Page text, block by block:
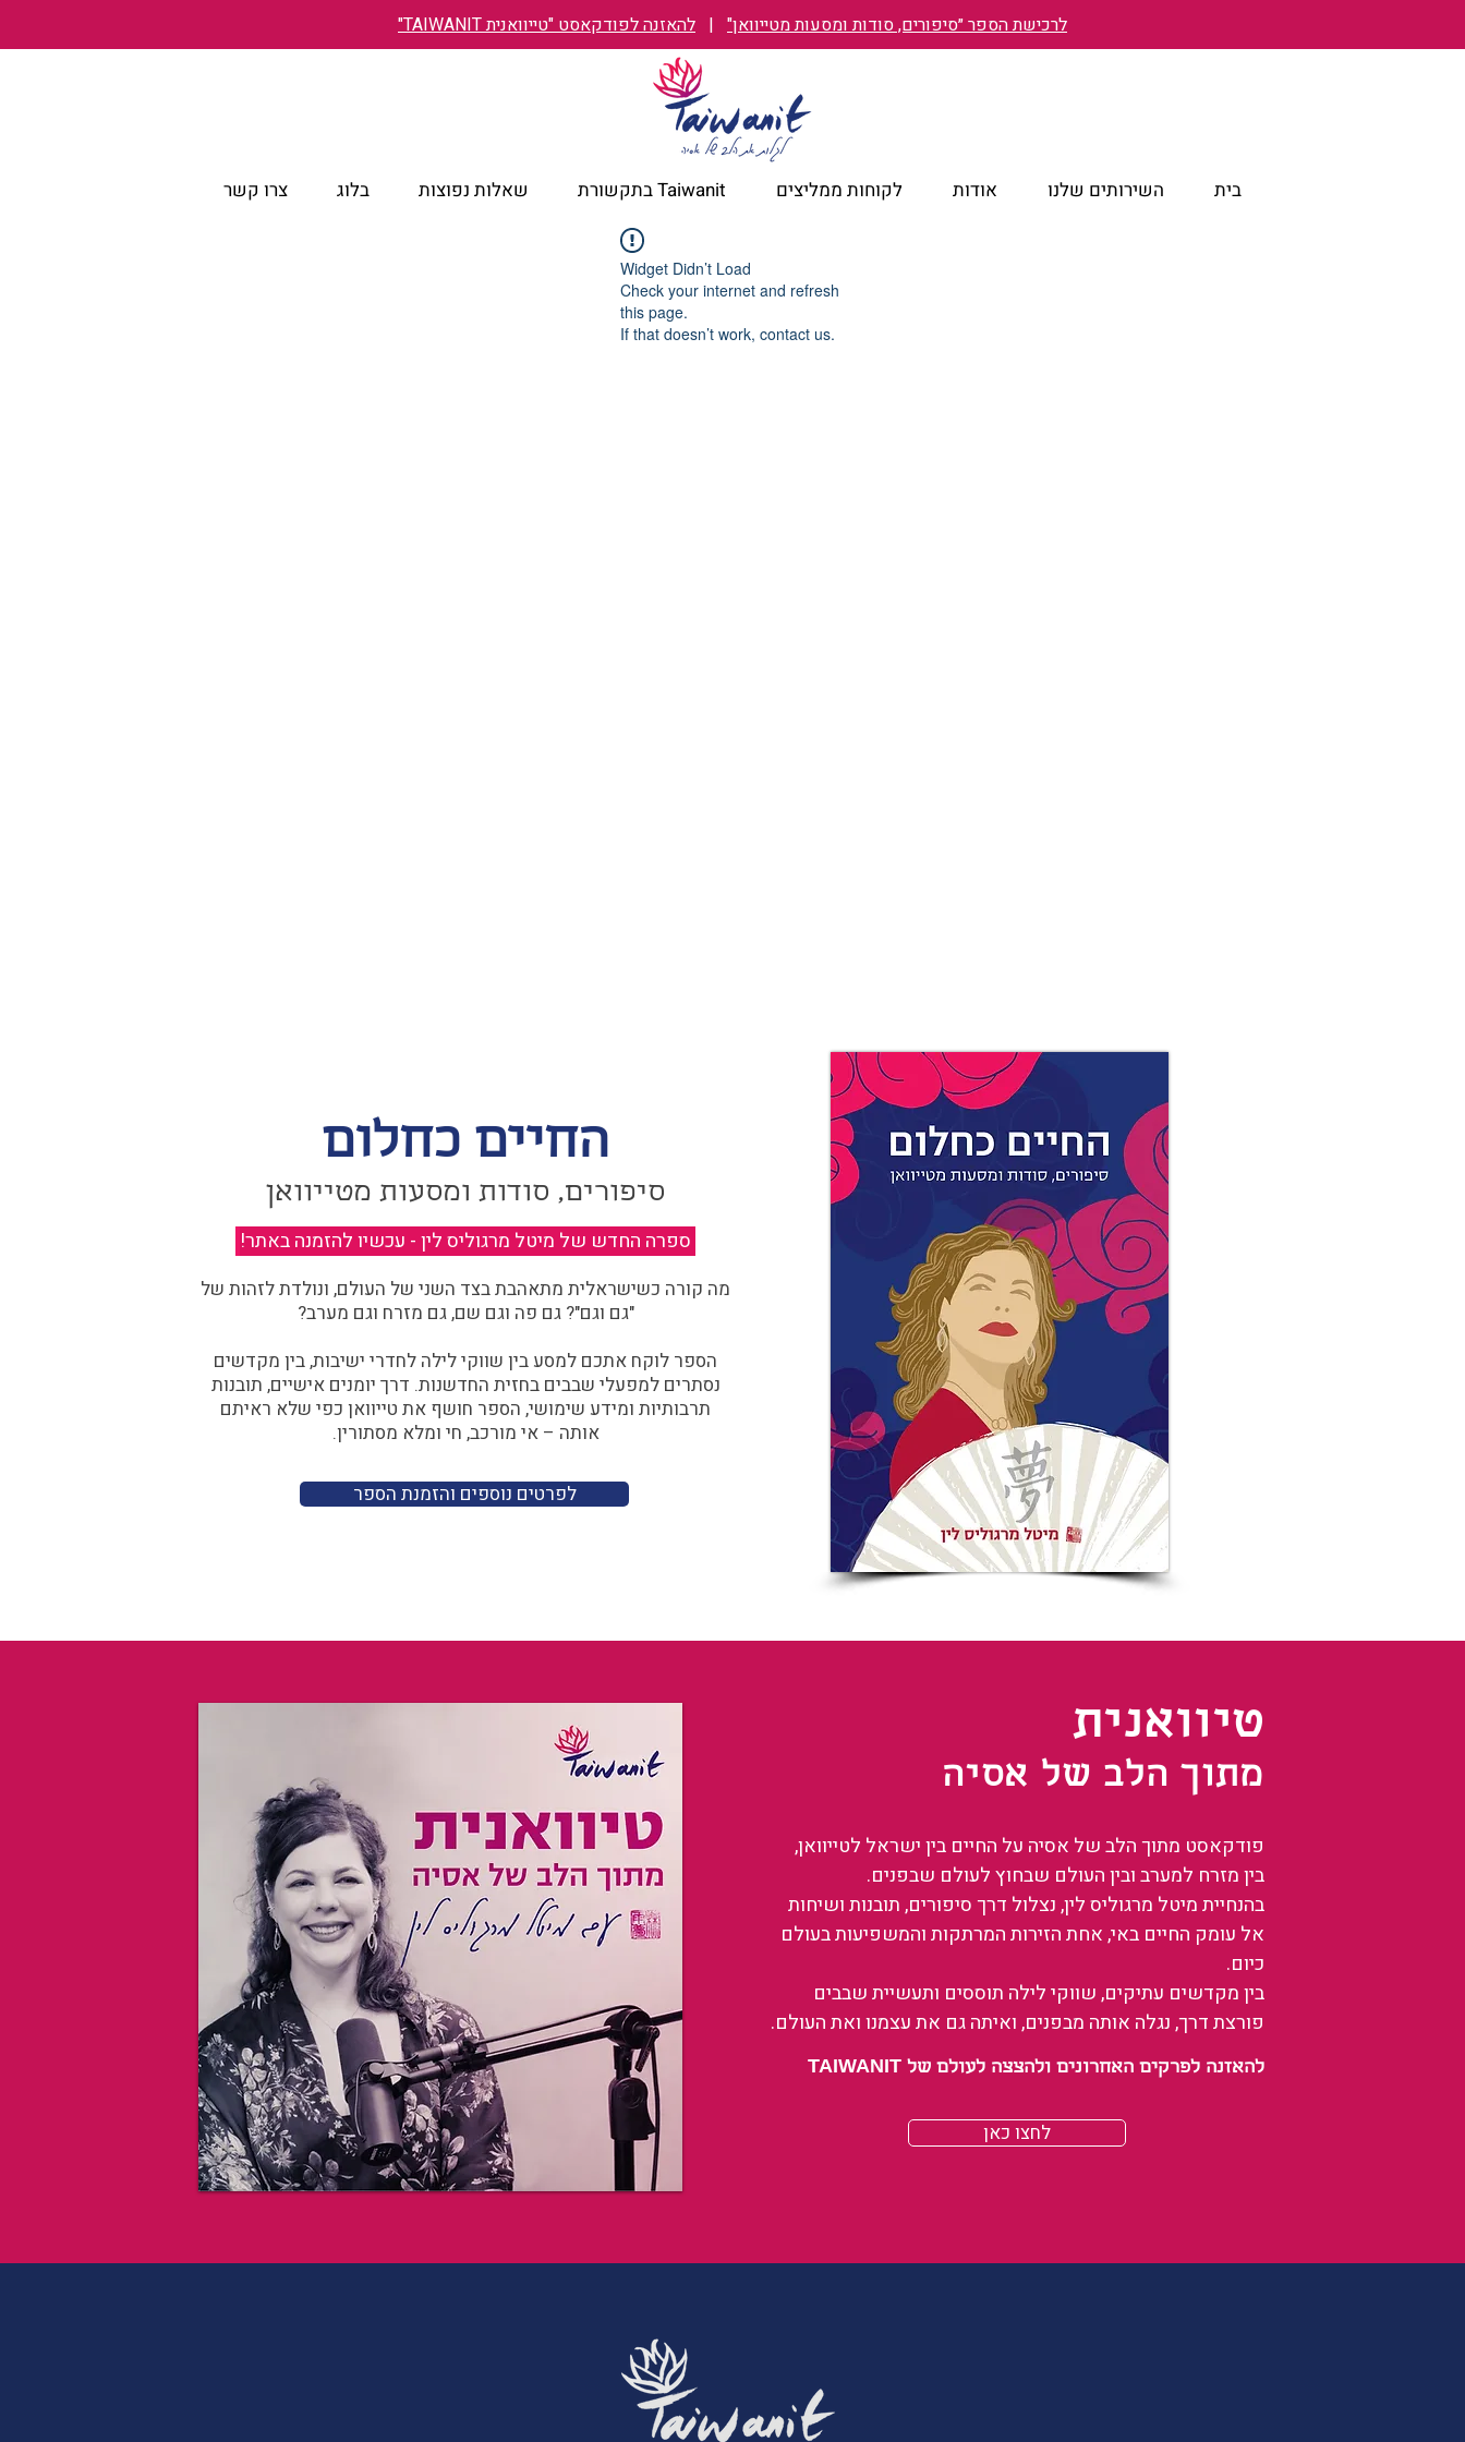
לרכישת הספר ״סיפורים, סודות ומסעות מטייוואן" | להאזנה לפודקאסט "טייוואנית TAIWANIT"
בית השירותים שלנו אודות לקוחות ממליצים Taiwanit בתקשורת שאלות נפוצות בלוג צרו קשר
Widget Didn’t Load
Check your internet and refresh
this page.
If that doesn’t work, contact us.
החיים כחלום
סיפורים, סודות ומסעות מטייוואן
ספרה החדש של מיטל מרגוליס לין - עכשיו להזמנה באתר!
מה קורה כשישראלית מתאהבת בצד השני של העולם, ונולדת לזהות של
"גם וגם"? גם פה וגם שם, גם מזרח וגם מערב?​​
הספר לוקח אתכם למסע בין שווקי לילה לחדרי ישיבות, בין מקדשים
נסתרים למפעלי שבבים בחזית החדשנות. דרך יומנים אישיים, תובנות
תרבותיות ומידע שימושי, הספר חושף את טייוואן כפי שלא ראיתם
אותה – אי מורכב, חי ומלא מסתורין.
לפרטים נוספים והזמנת הספר
טיוואנית
מתוך הלב של אסיה
פודקאסט מתוך הלב של אסיה על החיים בין ישראל לטייוואן,
בין מזרח למערב ובין העולם שבחוץ לעולם שבפנים.
בהנחיית מיטל מרגוליס לין, נצלול דרך סיפורים, תובנות ושיחות
אל עומק החיים באי, אחת הזירות המרתקות והמשפיעות בעולם
כיום.
בין מקדשים עתיקים, שווקי לילה תוססים ותעשיית שבבים
פורצת דרך, נגלה אותה מבפנים, ואיתה גם את עצמנו ואת העולם.
להאזנה לפרקים האחרונים ולהצצה לעולם של TAIWANIT
לחצו כאן